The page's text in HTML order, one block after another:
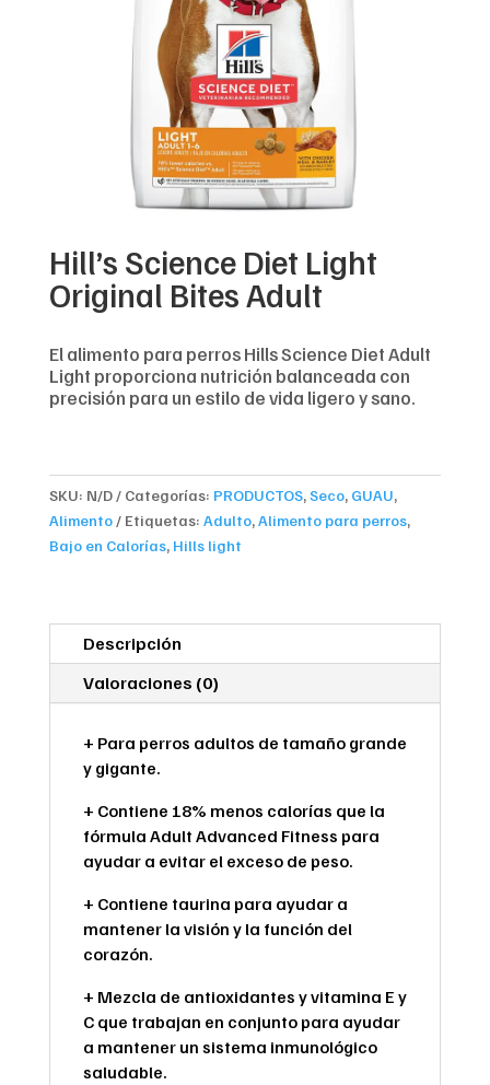
Hill’s Science Diet Light
Original Bites Adult
El alimento para perros Hills Science Diet Adult
Light proporciona nutrición balanceada con
precisión para un estilo de vida ligero y sano.
SKU: N/D Categorías: PRODUCTOS,Seco, GUAU,
Alimento
Etiquetas: Adulto,Alimento para perros,
Bajo en Calorías, Hills light
Descripción
Valoraciones (0)
+ Para perros adultos de tamaño grande
y gigante.
+ Contiene 18% menos calorías que la
fórmula Adult Advanced Fitness para
ayudar a evitar el exceso de peso.
+ Contiene taurina para ayudar a
mantener la visión y la función del
corazón.
+ Mezcla de antioxidantes y vitamina E y
C que trabajan en conjunto para ayudar
a mantener un sistema inmunológico
saludable.